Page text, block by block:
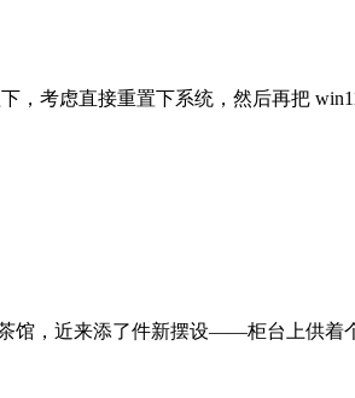
考虑直接重置下系统，然后再把
馆，近来添了件新摆设——柜台上供着